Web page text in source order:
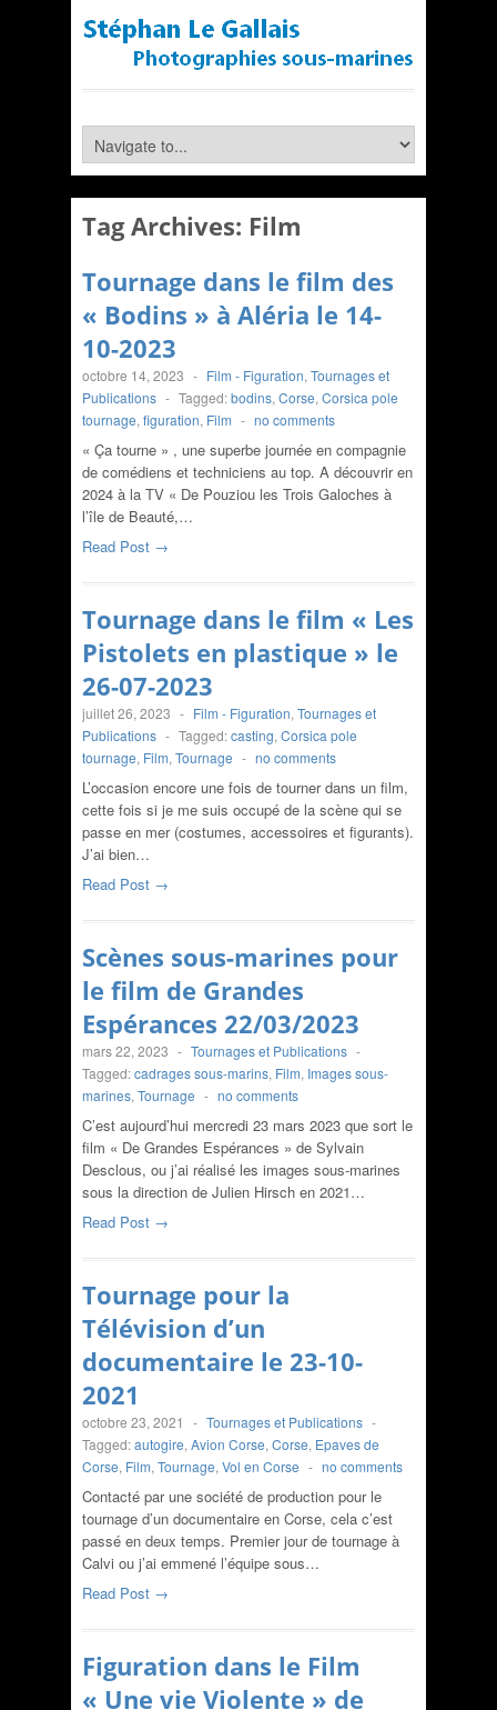
Tag Archives: Film
Tournage dans le film des
« Bodins » à Aléria le 14-
10-2023
octobre 14, 2023 - Film - Figuration, Tournages et
Publications - Tagged:bodins, Corse, Corsica pole
tournage, figuration, Film - no comments
« Ça tourne » , une superbe journée en compagnie
de comédiens et techniciens au top. A découvrir en
2024 à la TV « De Pouziou les Trois Galoches à
l’île de Beauté,…
Read Post →
Tournage dans le film « Les
Pistolets en plastique » le
26-07-2023
juillet 26, 2023 - Film - Figuration, Tournages et
Publications - Tagged:casting, Corsica pole
tournage, Film, Tournage - no comments
L’occasion encore une fois de tourner dans un film,
cette fois si je me suis occupé de la scène qui se
passe en mer (costumes, accessoires et figurants).
J’ai bien…
Read Post →
Scènes sous-marines pour
le film de Grandes
Espérances 22/03/2023
mars 22, 2023 - Tournages et Publications -
Tagged:cadrages sous-marins, Film, Images sous-
marines, Tournage - no comments
C’est aujourd’hui mercredi 23 mars 2023 que sort le
film « De Grandes Espérances » de Sylvain
Desclous, ou j’ai réalisé les images sous-marines
sous la direction de Julien Hirsch en 2021…
Read Post →
Tournage pour la
Télévision d’un
documentaire le 23-10-
2021
octobre 23, 2021 - Tournages et Publications -
Tagged:autogire, Avion Corse, Corse, Epaves de
Corse, Film, Tournage, Vol en Corse - no comments
Contacté par une société de production pour le
tournage d’un documentaire en Corse, cela c’est
passé en deux temps. Premier jour de tournage à
Calvi ou j’ai emmené l’équipe sous…
Read Post →
Figuration dans le Film
« Une vie Violente » de